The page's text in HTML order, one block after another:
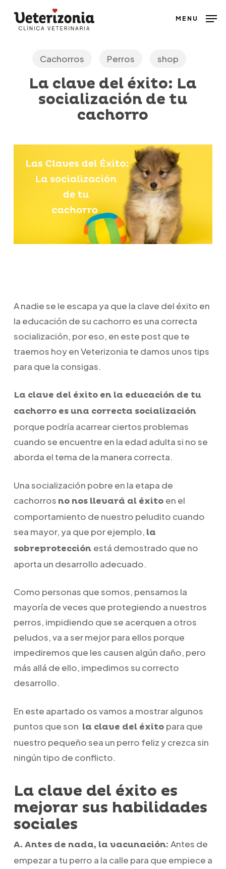
MENU
Cachorros Perros shop
La clave del éxito: La
socialización de tu
cachorro
A nadie se le escapa ya que la clave del éxito en
la educación de su cachorro es una correcta
socialización, por eso, en este post que te
traemos hoy en Veterizonia te damos unos tips
para que la consigas.
La clave del éxito en la educación de tu
cachorro es una correcta socialización
porque podría acarrear ciertos problemas
cuando se encuentre en la edad adulta si no se
aborda el tema de la manera correcta.
Una socialización pobre en la etapa de
cachorros no nos llevará al éxito en el
comportamiento de nuestro peludito cuando
sea mayor, ya que por ejemplo, la
sobreprotección está demostrado que no
aporta un desarrollo adecuado.
Como personas que somos, pensamos la
mayoría de veces que protegiendo a nuestros
perros, impidiendo que se acerquen a otros
peludos, va a ser mejor para ellos porque
impediremos que les causen algún daño, pero
más allá de ello, impedimos su correcto
desarrollo.
En este apartado os vamos a mostrar algunos
puntos que son la clave del éxito para que
nuestro pequeño sea un perro feliz y crezca sin
ningún tipo de conflicto.
La clave del éxito es
mejorar sus habilidades
sociales
A. Antes de nada, la vacunación: Antes de
empezar a tu perro a la calle para que empiece a